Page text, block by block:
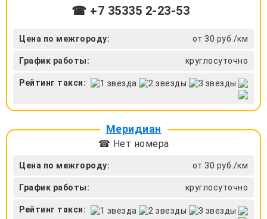
☎ +7 35335 2-23-53
Цена по межгороду: от 30 руб./км
График работы: круглосуточно
Рейтинг такси:
Меридиан
☎ Нет номера
Цена по межгороду: от 30 руб./км
График работы: круглосуточно
Рейтинг такси: